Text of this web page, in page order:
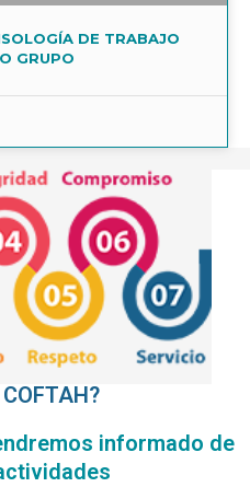
DE TRABAJO
GRUPO
informado de